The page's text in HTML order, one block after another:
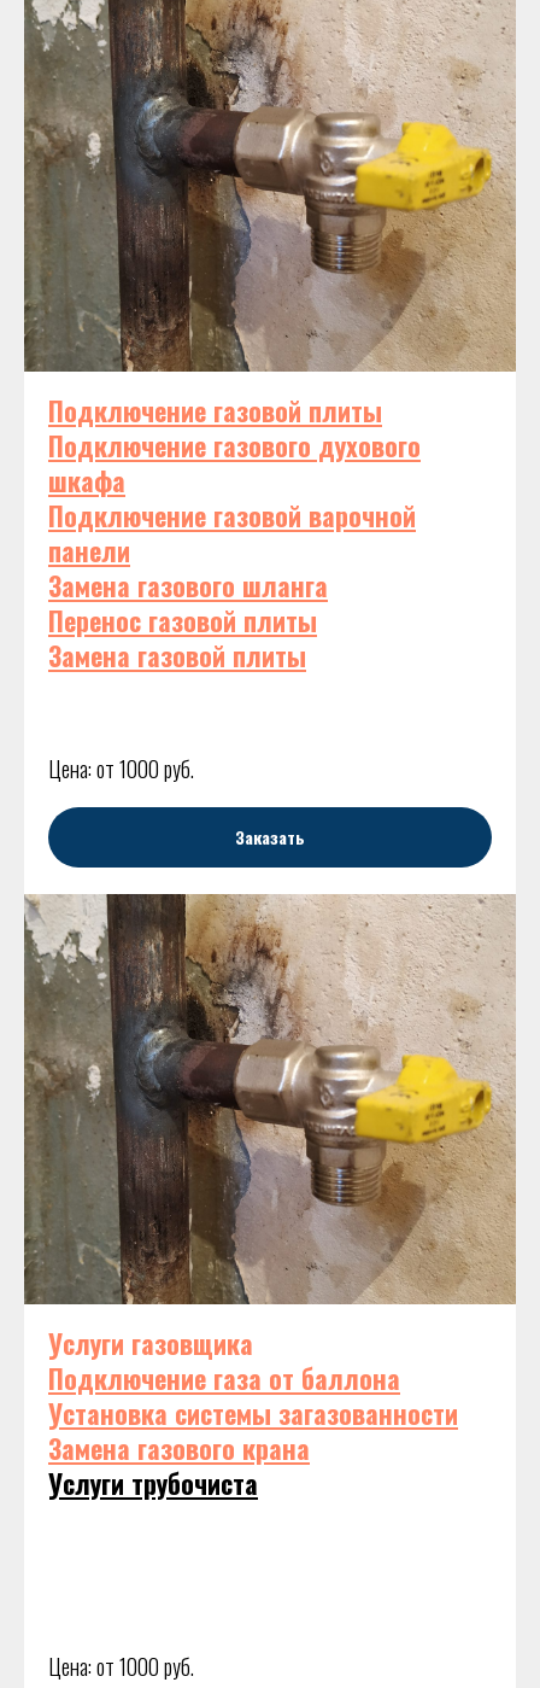
Подключение газовой плиты
Подключение газового духового
шкафа
Подключение газовой варочной
панели
Замена газового шланга
Перенос газовой плиты
Замена газовой плиты
Цена: от 1000 руб.
Заказать
Услуги газовщика
Подключение газа от баллона
Установка системы загазованности
Замена газового крана
Услуги трубочиста
Цена: от 1000 руб.